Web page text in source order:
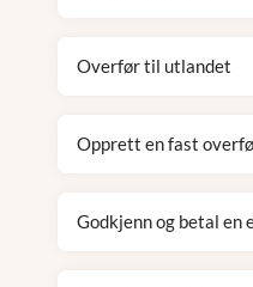
Overfør til utlandet
Opprett en fast
Godkjenn og betal en